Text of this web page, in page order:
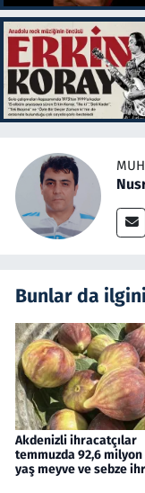
Bunlar da
Akdenizli ihracatçılar
temmuzda 92,6
yaş meyve ve sebze